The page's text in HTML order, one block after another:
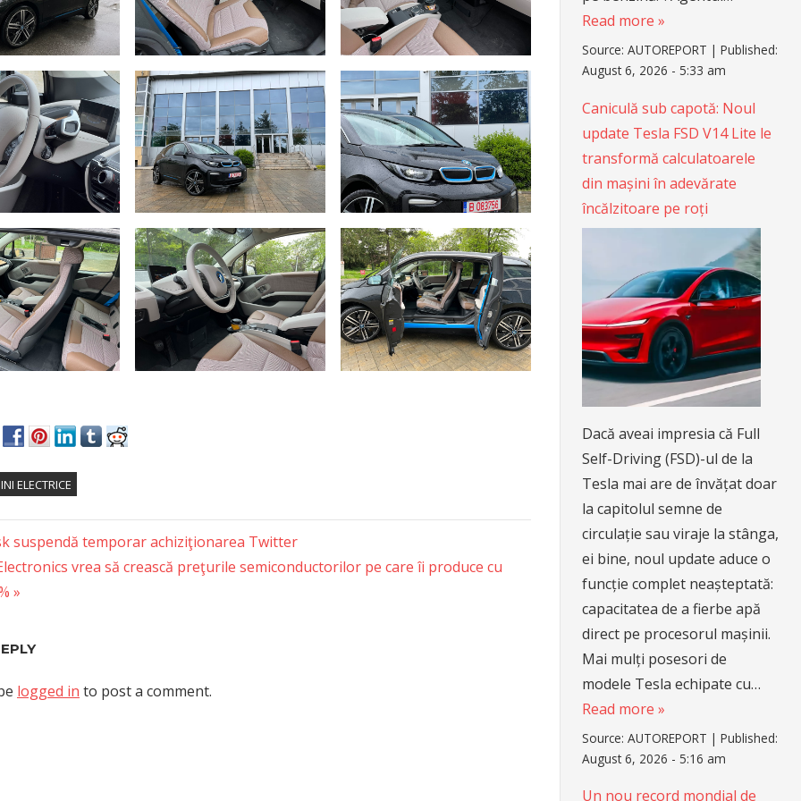
ELECTRICE
suspendă temporar achiziţionarea Twitter
vrea să crească preţurile semiconductorilor pe care îi produce cu
logged in to post a comment.
Read more »
Source:AUTOREPORT |Published:
August 6, 2026 - 5:33 am
Caniculă sub capotă: Noul
update Tesla FSD V14 Lite le
transformă calculatoarele
din mașini în adevărate
încălzitoare pe roți
Dacă aveai impresia că Full
Self-Driving (FSD)-ul de la
Tesla mai are de învățat doar
la capitolul semne de
circulație sau viraje la stânga,
ei bine, noul update aduce o
funcție complet neașteptată:
capacitatea de a fierbe apă
direct pe procesorul mașinii.
Mai mulți posesori de
modele Tesla echipate cu…
Read more »
Source:AUTOREPORT |Published:
August 6, 2026 - 5:16 am
Un nou record mondial de